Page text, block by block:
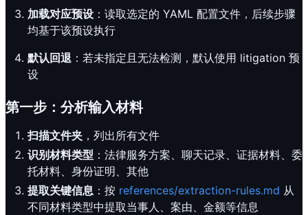
加载对应预设 ：读取选定的 YAML 配置文件，后续步骤
均基于该预设执行
默认回退 ：若未指定且无法检测，默认使用 litigation 预
设
第一步：分析输入材料
扫描文件夹 ，列出所有文件
识别材料类型 ：法律服务方案、聊天记录、证据材料、委
托材料、身份证明、其他
提取关键信息 ：按 references/extraction-rules.md 从
不同材料类型中提取当事人、案由、金额等信息